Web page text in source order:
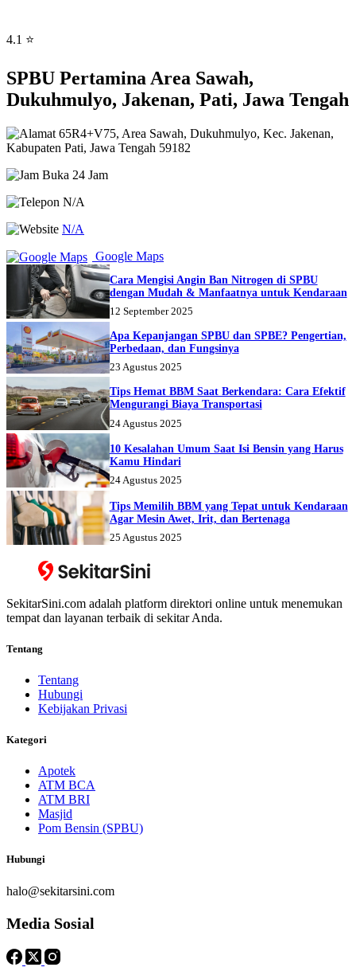
4.1 ⭐
SPBU Pertamina Area Sawah,
Dukuhmulyo, Jakenan, Pati, Jawa Tengah
65R4+V75, Area Sawah, Dukuhmulyo, Kec. Jakenan,
Kabupaten Pati, Jawa Tengah 59182
Buka 24 Jam
N/A
N/A
Google Maps
Cara Mengisi Angin Ban Nitrogen di SPBU
dengan Mudah & Manfaatnya untuk Kendaraan
12 September 2025
Apa Kepanjangan SPBU dan SPBE? Pengertian,
Perbedaan, dan Fungsinya
23 Agustus 2025
Tips Hemat BBM Saat Berkendara: Cara Efektif
Mengurangi Biaya Transportasi
24 Agustus 2025
10 Kesalahan Umum Saat Isi Bensin yang Harus
Kamu Hindari
24 Agustus 2025
Tips Memilih BBM yang Tepat untuk Kendaraan
Agar Mesin Awet, Irit, dan Bertenaga
25 Agustus 2025
SekitarSini.com adalah platform direktori online untuk menemukan
tempat dan layanan terbaik di sekitar Anda.
Tentang
Tentang
Hubungi
Kebijakan Privasi
Kategori
Apotek
ATM BCA
ATM BRI
Masjid
Pom Bensin (SPBU)
Hubungi
halo@sekitarsini.com
Media Sosial